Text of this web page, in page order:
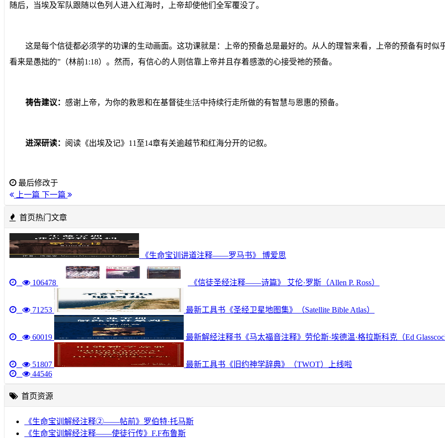
随后，当埃及军队跟随以色列人进入红海时，上帝却使他们全军覆没了。
这是每个信徒都必须学的功课的生动画面。这功课就是：上帝的预备总是最好的。从人的理智来看，上帝的预备有时
看来是愚拙的”（林前1:18）。然而，有信心的人则信靠上帝并且存着感激的心接受祂的预备。
祷告建议：感谢上帝，为你的救恩和在基督徒生活中持续行走所做的有智慧与恩惠的预备。
进深研读： 阅读《出埃及记》 11 至14章有关逾越节和红海分开的记叙。
最后修改于
上一篇 下一篇
首页热门文章
《生命宝训讲道注释——罗马书》 博爱思
106478 《信徒圣经注释——诗篇》 艾伦·罗斯（Allen P. Ross）
71253 最新工具书《圣经卫星地图集》（Satellite Bible Atlas）
60019 最新解经注释书《马太福音注释》劳伦斯·埃德温·格拉斯科克（Ed
51807
最新工具书《旧约神学辞典》（TWOT）上线啦
44546
首页资源
《生命宝训解经注释②——帖前》罗伯特·托马斯
《生命宝训解经注释——使徒行传》F.F布鲁斯